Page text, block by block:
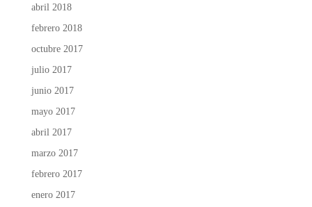
abril 2018
febrero 2018
octubre 2017
julio 2017
junio 2017
mayo 2017
abril 2017
marzo 2017
febrero 2017
enero 2017